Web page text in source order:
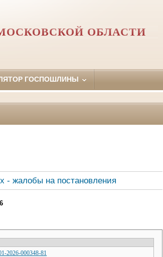
ОБЛАСТИ
ГОСПОШЛИНЫ
- жалобы на постановления
2026-000348-81